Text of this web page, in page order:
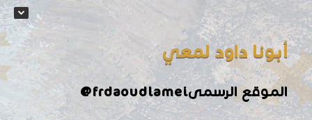
أبونا داود لمعي
الموقع الرسمى@frdaoudlamei